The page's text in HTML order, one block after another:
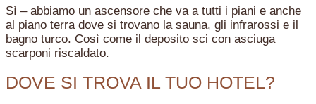
Sì – abbiamo un ascensore che va a tutti i piani e anche
al piano terra dove si trovano la sauna, gli infrarossi e il
bagno turco. Così come il deposito sci con asciuga
scarponi riscaldato.
DOVE SI TROVA IL TUO HOTEL?